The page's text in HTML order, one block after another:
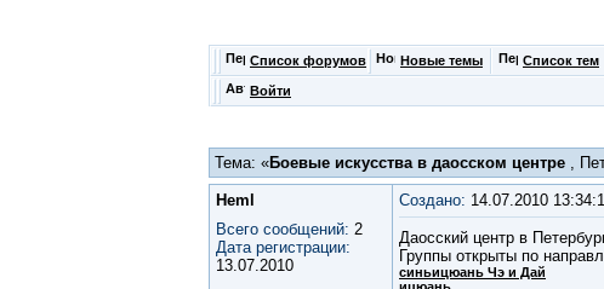
Список форумов Новые темы Список тем
Войти
Тема: «Боевые искусства в даосском центре ,
Heml
Всего сообщений: 2
Дата регистрации:
13.07.2010
Создано: 14.07.2010
Даосский центр в
Группы открыты по
синьицюань Чэ и Дай